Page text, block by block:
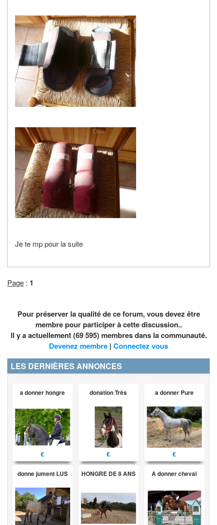
Je te mp pour la suite
Page : 1
Pour préserver la qualité de ce forum, vous devez être
membre pour participer à cette discussion..
Il y a actuellement (69 595) membres dans la communauté.
Devenez membre | Connectez vous
LES DERNIÈRES ANNONCES
a donner hongre
€
donation Très
€
a donner Pure
€
donne jument LUS HONGRE DE 8 ANS A donner cheval